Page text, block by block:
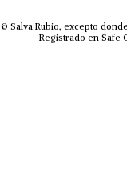
© Salva Rubio, excepto
Registrado en Safe